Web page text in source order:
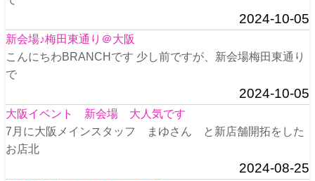
2024-10-05
新会場♪梅田東通り＠大阪
こんにちわBRANCHです 少し前ですが、新会場梅田東通り
で
2024-10-05
大阪イベント 新会場 大人気です
7月に大阪メインスタッフ まゆさん と新店舗開拓をした
お店北
2024-08-25